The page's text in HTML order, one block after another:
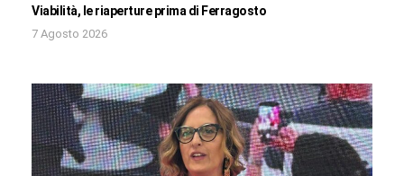
Viabilità, le riaperture prima di Ferragosto
7 Agosto 2026